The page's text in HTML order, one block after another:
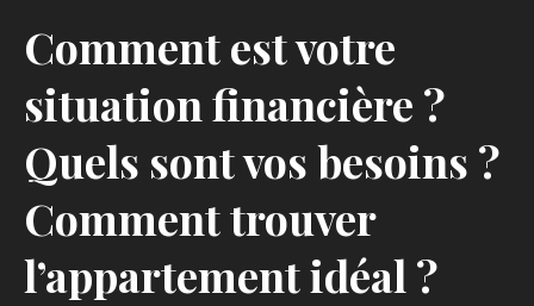
Comment est votre
situation financière ?
Quels sont vos besoins ?
Comment trouver
l’appartement idéal ?